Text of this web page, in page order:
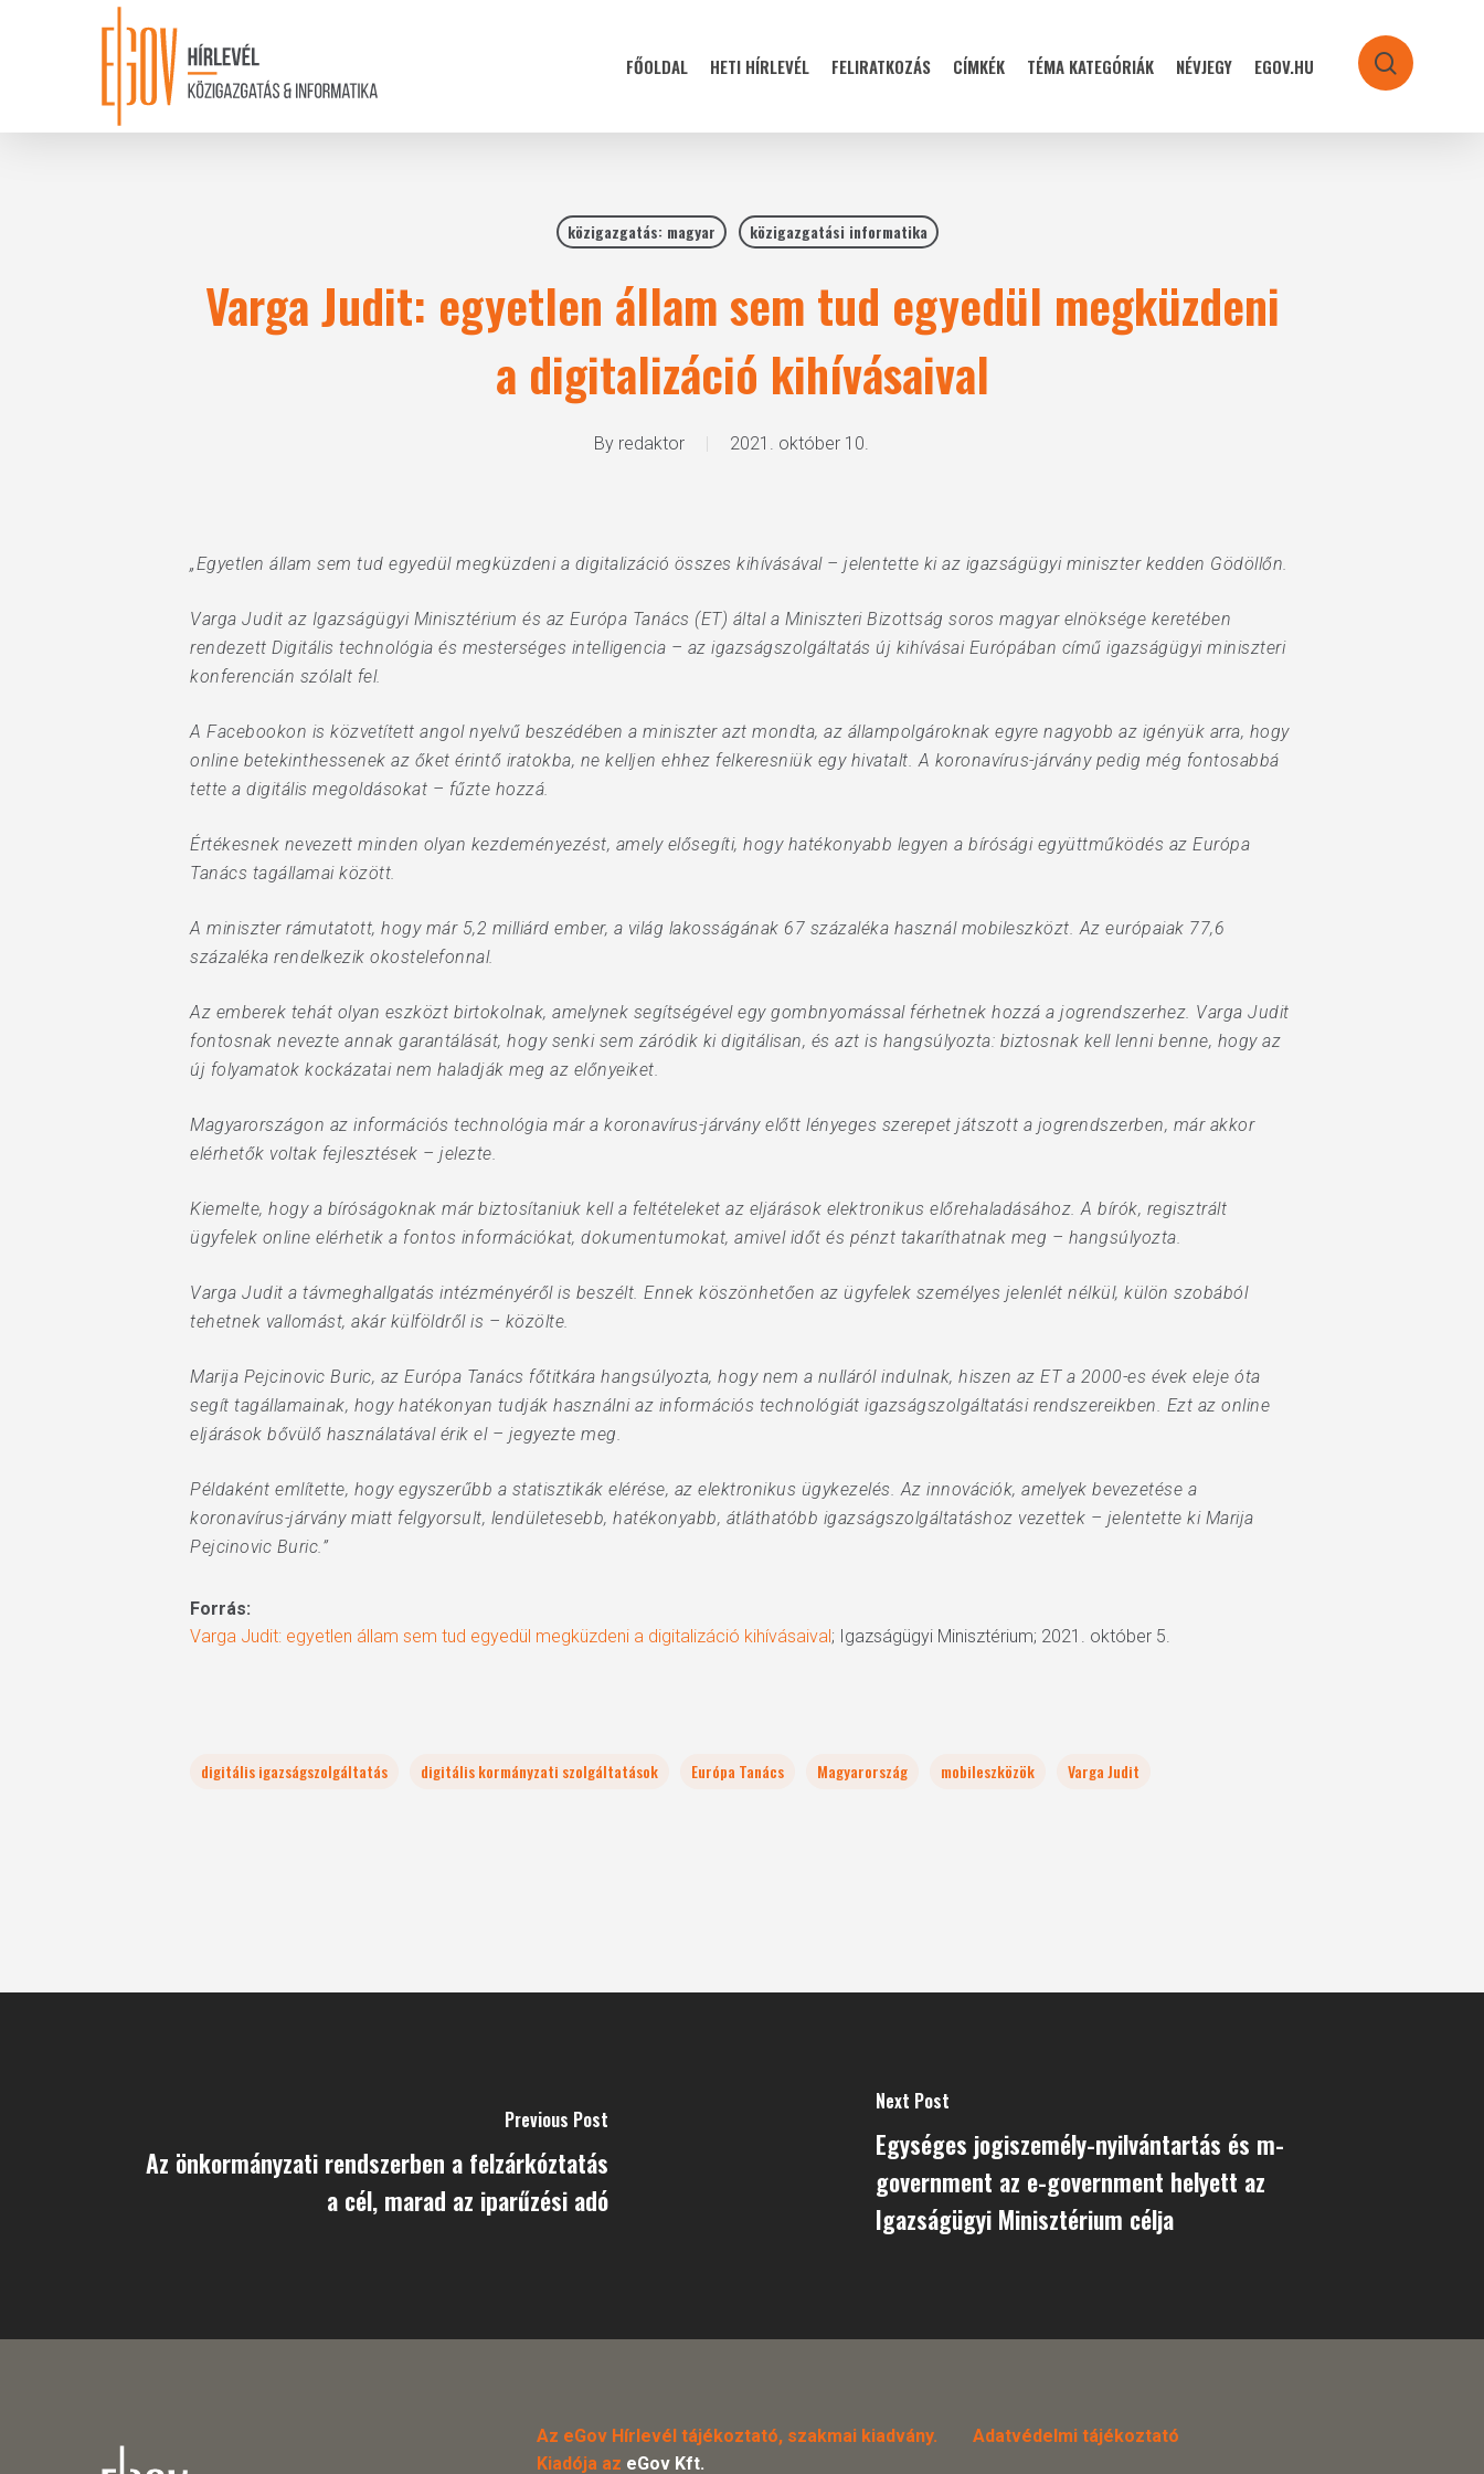
FŐOLDAL HETI HÍRLEVÉL FELIRATKOZÁS CÍMKÉK TÉMA KATEGÓRIÁK NÉVJEGY EGOV.HU search
közigazgatás: magyar közigazgatási informatika
Varga Judit: egyetlen állam sem tud egyedül megküzdeni
a digitalizáció kihívásaival
By redaktor 2021. október 10.
„Egyetlen állam sem tud egyedül megküzdeni a digitalizáció összes kihívásával – jelentette ki az igazságügyi miniszter kedden Gödöllőn.
Varga Judit az Igazságügyi Minisztérium és az Európa Tanács (ET) által a Miniszteri Bizottság soros magyar elnöksége keretében
rendezett Digitális technológia és mesterséges intelligencia – az igazságszolgáltatás új kihívásai Európában című igazságügyi miniszteri
konferencián szólalt fel.
A Facebookon is közvetített angol nyelvű beszédében a miniszter azt mondta, az állampolgároknak egyre nagyobb az igényük arra, hogy
online betekinthessenek az őket érintő iratokba, ne kelljen ehhez felkeresniük egy hivatalt. A koronavírus-járvány pedig még fontosabbá
tette a digitális megoldásokat – fűzte hozzá.
Értékesnek nevezett minden olyan kezdeményezést, amely elősegíti, hogy hatékonyabb legyen a bírósági együttműködés az Európa
Tanács tagállamai között.
A miniszter rámutatott, hogy már 5,2 milliárd ember, a világ lakosságának 67 százaléka használ mobileszközt. Az európaiak 77,6
százaléka rendelkezik okostelefonnal.
Az emberek tehát olyan eszközt birtokolnak, amelynek segítségével egy gombnyomással férhetnek hozzá a jogrendszerhez. Varga Judit
fontosnak nevezte annak garantálását, hogy senki sem záródik ki digitálisan, és azt is hangsúlyozta: biztosnak kell lenni benne, hogy az
új folyamatok kockázatai nem haladják meg az előnyeiket.
Magyarországon az információs technológia már a koronavírus-járvány előtt lényeges szerepet játszott a jogrendszerben, már akkor
elérhetők voltak fejlesztések – jelezte.
Kiemelte, hogy a bíróságoknak már biztosítaniuk kell a feltételeket az eljárások elektronikus előrehaladásához. A bírók, regisztrált
ügyfelek online elérhetik a fontos információkat, dokumentumokat, amivel időt és pénzt takaríthatnak meg – hangsúlyozta.
Varga Judit a távmeghallgatás intézményéről is beszélt. Ennek köszönhetően az ügyfelek személyes jelenlét nélkül, külön szobából
tehetnek vallomást, akár külföldről is – közölte.
Marija Pejcinovic Buric, az Európa Tanács főtitkára hangsúlyozta, hogy nem a nulláról indulnak, hiszen az ET a 2000-es évek eleje óta
segít tagállamainak, hogy hatékonyan tudják használni az információs technológiát igazságszolgáltatási rendszereikben. Ezt az online
eljárások bővülő használatával érik el – jegyezte meg.
Példaként említette, hogy egyszerűbb a statisztikák elérése, az elektronikus ügykezelés. Az innovációk, amelyek bevezetése a
koronavírus-járvány miatt felgyorsult, lendületesebb, hatékonyabb, átláthatóbb igazságszolgáltatáshoz vezettek – jelentette ki Marija
Pejcinovic Buric.”
Forrás:
Varga Judit: egyetlen állam sem tud egyedül megküzdeni a digitalizáció kihívásaival; Igazságügyi Minisztérium; 2021. október 5.
digitális igazságszolgáltatás digitális kormányzati szolgáltatások Európa Tanács Magyarország mobileszközök Varga Judit
Previous Post
Az önkormányzati rendszerben a felzárkóztatás
a cél, marad az iparűzési adó
Next Post
Egységes jogiszemély-nyilvántartás és m-
government az e-government helyett az
Igazságügyi Minisztérium célja
Az eGov Hírlevél tájékoztató, szakmai kiadvány.
Kiadója az eGov Kft.
Adatvédelmi tájékoztató